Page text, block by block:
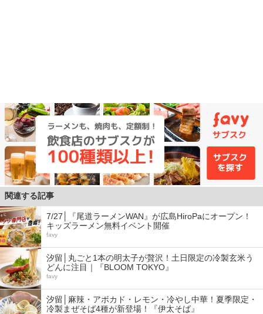
関連する記事
7/27│『尾道ラーメンWAN』が広島HiroPaにオープン！
キッズラーメン無料イベント開催
favy
汐留│丸ごと1本の明太子が贅沢！土日限定の冷製玄米う
どんに注目｜『BLOOM TOKYO』
favy
汐留│麻辣・アボカド・レモン・冷やし中華！夏季限定・
冷製まぜそば4種が新登場！『伊太そば』